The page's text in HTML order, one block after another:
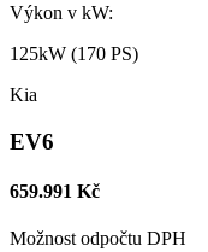
Výkon v kW:
125kW (170 PS)
Kia
EV6
659.991 Kč
Možnost odpočtu DPH